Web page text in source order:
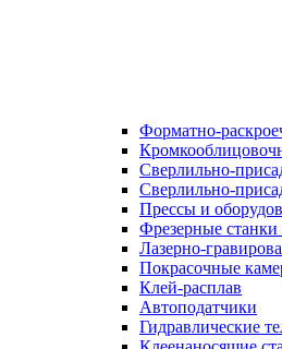
Форматно-
Сверлильно-
Сверлильно-
Прессы и
Фрезерные
Лазерно-
Покрасочные
Клей-расплав
Автоподатчики
Гидравлические